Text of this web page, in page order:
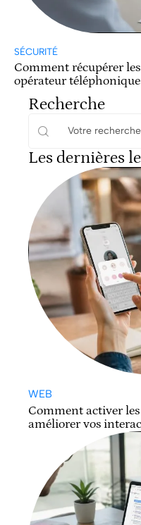
SÉCURITÉ
Comment récupérer
opérateur téléphonique
Recherche
Les dernières
WEB
Comment activer
améliorer vos